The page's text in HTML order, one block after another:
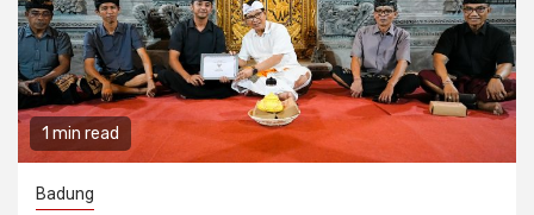
1 min read
Badung